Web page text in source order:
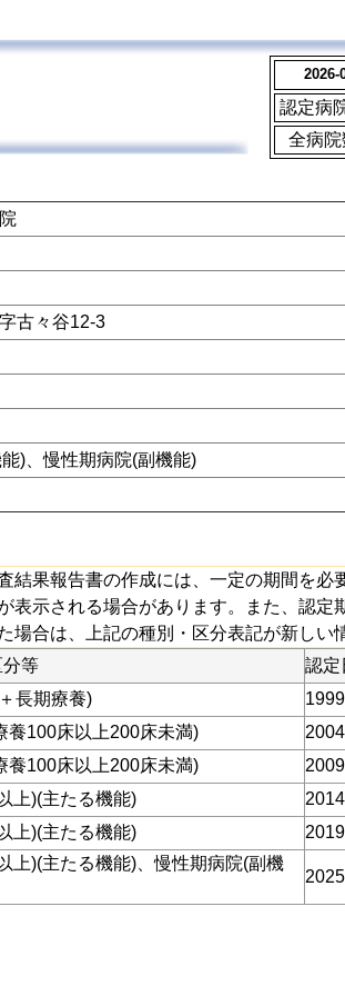
2026-
認定病
全病院
古々谷12-3
)、慢性期病院(副機能)
結果報告書の作成には、一定の期間を必
表示される場合があります。また、認定
場合は、上記の種別・区分表記が新しい
等 認定
長期療養)
養100床以上200床未満)
養100床以上200床未満)
上)(主たる機能)
上)(主たる機能)
上)(主たる機能)、慢性期病院(副機